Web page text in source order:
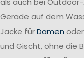
Gerade auf dem
Jacke fürDamen oder
und Gischt, ohne die